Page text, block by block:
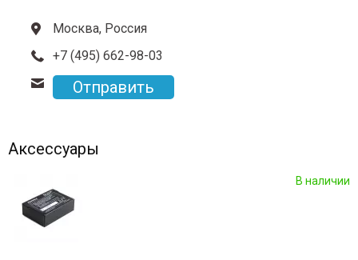
Москва, Россия
+7 (495) 662-98-03
Отправить
Аксессуары
В наличии